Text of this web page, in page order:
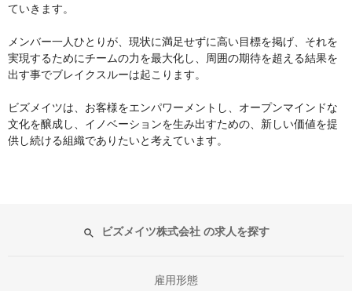
ていきます。
メンバー一人ひとりが、現状に満足せずに高い目標を掲げ、それを
実現するためにチームの力を最大化し、周囲の期待を超える結果を
出す事でブレイクスルーは起こります。
ビズメイツは、お客様をエンパワーメントし、オープンマインドな
文化を醸成し、イノベーションを生み出すための、新しい価値を提
供し続ける組織でありたいと考えています。
ビズメイツ株式会社 の求人を探す
雇用形態